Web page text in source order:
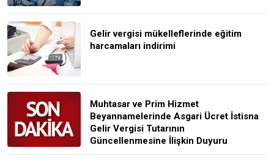
Gelir vergisi mükelleflerinde eğitim
harcamaları indirimi
Muhtasar ve Prim Hizmet
Beyannamelerinde Asgari Ücret İstisna
Gelir Vergisi Tutarının
Güncellenmesine İlişkin Duyuru